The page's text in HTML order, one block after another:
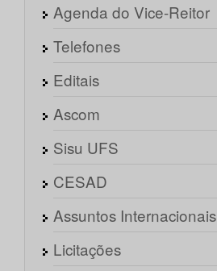
Agenda do Vice-Reitor
Telefones
Editais
Ascom
Sisu UFS
CESAD
Assuntos Internacionais
Licitações